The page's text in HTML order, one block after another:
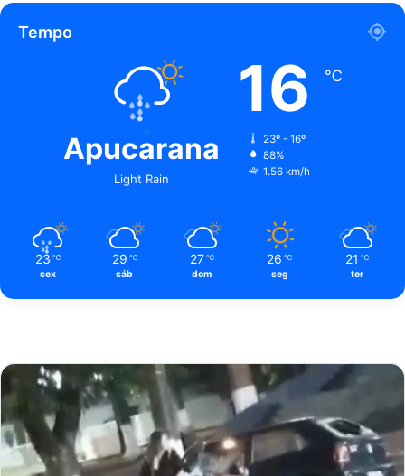
Tempo
Apucarana
Light Rain
16 ℃
23º - 16º
88%
1.56 km/h
23 ℃
sex
29 ℃
sáb
27 ℃
dom
26 ℃
seg
21 ℃
ter